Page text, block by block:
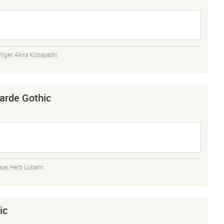
, Akira Kobayashi
Gothic
Herb Lubalin